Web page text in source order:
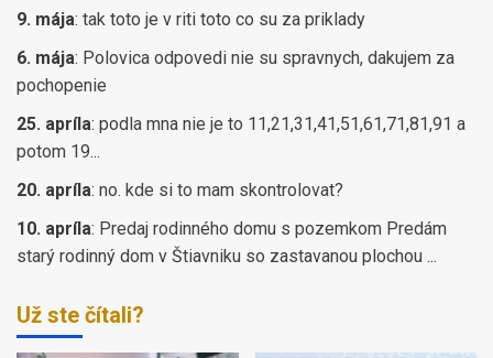
9. mája: tak toto je v riti toto co su za priklady
6. mája: Polovica odpovedi nie su spravnych, dakujem za
pochopenie
25. apríla: podla mna nie je to 11,21,31,41,51,61,71,81,91 a
potom 19...
20. apríla: no. kde si to mam skontrolovat?
10. apríla: Predaj rodinného domu s pozemkom Predám
starý rodinný dom v Štiavniku so zastavanou plochou ...
Už ste čítali?